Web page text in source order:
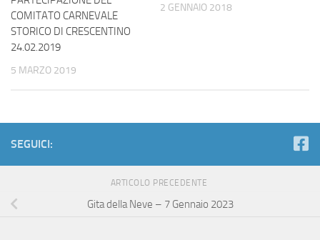
COMITATO CARNEVALE
STORICO DI CRESCENTINO
24.02.2019
5 MARZO 2019
2 GENNAIO 2018
SEGUICI:
ARTICOLO PRECEDENTE
Gita della Neve – 7 Gennaio 2023